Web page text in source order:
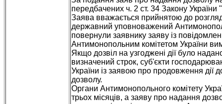
передбачених ч. 2 ст. 34 Закону України
Заява вважається прийнятою до
державний уповноважений
повернули заявнику заяву із
Антимонопольним комітетом України
Якщо дозвіл на узгоджені дії було
визначений строк, суб'єкти
України із заявою про продовження дії
дозволу.
Органи Антимонопольного комітету
трьох місяців, а заяву про надання